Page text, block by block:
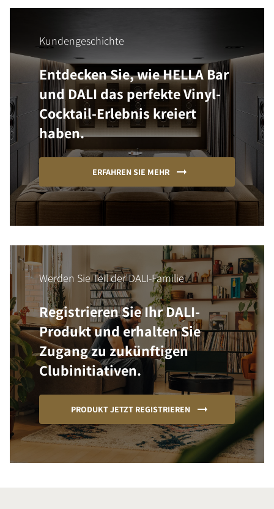
Kundengeschichte
Entdecken Sie, wie HELLA Bar
und DALI das perfekte Vinyl-
Cocktail-Erlebnis kreiert
haben.
ERFAHREN SIE MEHR
Werden Sie Teil der DALI-Familie
Registrieren Sie Ihr DALI-
Produkt und erhalten Sie
Zugang zu zukünftigen
Clubinitiativen.
PRODUKT JETZT REGISTRIEREN